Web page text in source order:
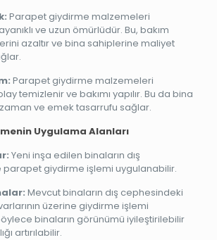
Parapet giydirme malzemeleri
ve uzun ömürlüdür. Bu, bakım
azaltır ve bina sahiplerine maliyet
Parapet giydirme malzemeleri
temizlenir ve bakımı yapılır. Bu da bina
ve emek tasarrufu sağlar.
Uygulama Alanları
Yeni inşa edilen binaların dış
giydirme işlemi uygulanabilir.
Mevcut binaların dış cephesindeki
üzerine giydirme işlemi
binaların görünümü iyileştirilebilir
artırılabilir.